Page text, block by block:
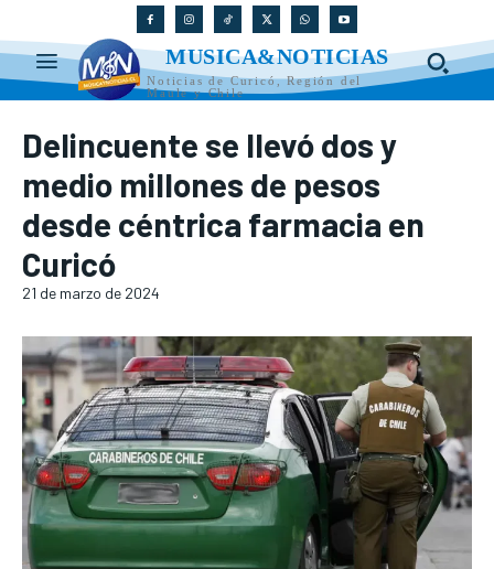
MUSICA&NOTICIAS
Noticias de Curicó, Región del
Maule y Chile
Delincuente se llevó dos y
medio millones de pesos
desde céntrica farmacia en
Curicó
21 de marzo de 2024